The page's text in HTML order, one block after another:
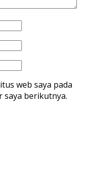
web saya pada
berikutnya.